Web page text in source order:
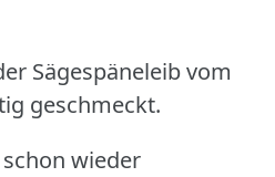
Sägespäneleib vom
geschmeckt.
wieder